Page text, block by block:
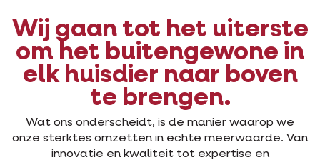
Wij gaan tot het uiterste
om het buitengewone in
elk huisdier naar boven
te brengen.
Wat ons onderscheidt, is de manier waarop we
onze sterktes omzetten in echte meerwaarde. Van
innovatie en kwaliteit tot expertise en